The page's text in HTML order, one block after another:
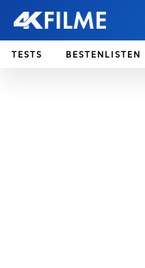
TESTS BESTENLISTEN